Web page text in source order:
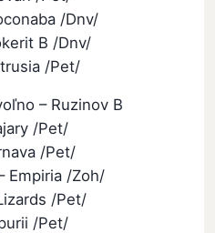
/Dnv/
B /Dnv/
/Pet/
– Ruzinov B
/Pet/
/Pet/
Empiria /Zoh/
/Pet/
/Pet/